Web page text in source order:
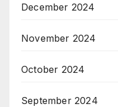
December 2024
November 2024
October 2024
September 2024